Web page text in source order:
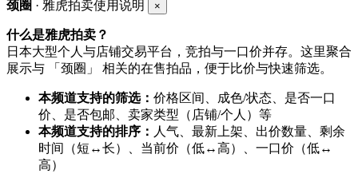
颈圈 · 雅虎拍卖使用说明 ×
什么是雅虎拍卖？
日本大型个人与店铺交易平台，竞拍与一口价并存。这里聚合
展示与 「颈圈」 相关的在售拍品，便于比价与快速筛选。
本频道支持的筛选： 价格区间、成色/状态、是否一口
价、是否包邮、卖家类型（店铺/个人）等
本频道支持的排序： 人气、最新上架、出价数量、剩余
时间（短↔长）、当前价（低↔高）、一口价（低↔
高）